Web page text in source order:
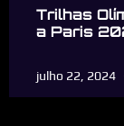
Trilhas
a Paris
julho 22, 2024